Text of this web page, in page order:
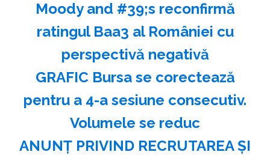
Moody and #39;s reconfirmă
ratingul Baa3 al României cu
perspectivă negativă
GRAFIC Bursa se corectează
pentru a 4-a sesiune consecutiv.
Volumele se reduc
ANUNŢ PRIVIND RECRUTAREA ŞI